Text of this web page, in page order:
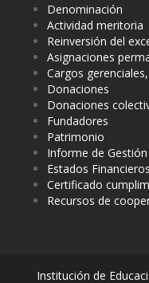
Denominación
Actividad meritoria
Reinversión del
Asignaciones
Cargos
Donaciones
Donaciones
Fundadores
Patrimonio
Informe de
Estados
Certificado
Recursos de
Institución de